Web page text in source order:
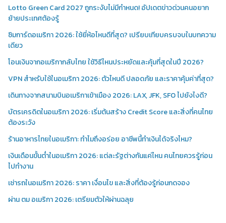
Lotto Green Card 2027 ถูกระงับไม่มีกำหนด! อัปเดตข่าวด่วนคนอยาก
ย้ายประเทศต้องรู้
ซิมการ์ดอเมริกา 2026: ใช้ยี่ห้อไหนดีที่สุด? เปรียบเทียบครบจบในบทความ
เดียว
โอนเงินจากอเมริกากลับไทย ใช้วิธีไหนประหยัดและคุ้มที่สุดในปี 2026?
VPN สำหรับใช้ในอเมริกา 2026: ตัวไหนดี ปลอดภัย และราคาคุ้มค่าที่สุด?
เดินทางจากสนามบินอเมริกาเข้าเมือง 2026: LAX, JFK, SFO ไปยังไงดี?
บัตรเครดิตในอเมริกา 2026: เริ่มต้นสร้าง Credit Score และสิ่งที่คนไทย
ต้องระวัง
ร้านอาหารไทยในอเมริกา: ทำไมถึงอร่อย อาชีพนี้ทำเงินได้จริงไหม?
เงินเดือนขั้นต่ำในอเมริกา 2026: แต่ละรัฐต่างกันแค่ไหน คนไทยควรรู้ก่อน
ไปทำงาน
เช่ารถในอเมริกา 2026: ราคา เงื่อนไข และสิ่งที่ต้องรู้ก่อนกดจอง
ผ่าน ตม อเมริกา 2026: เตรียมตัวให้ผ่านฉลุย